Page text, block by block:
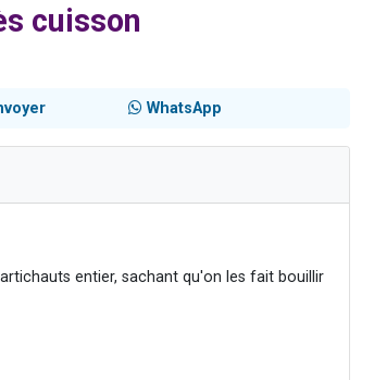
cuisson
WhatsApp
entier, sachant qu'on les fait bouillir